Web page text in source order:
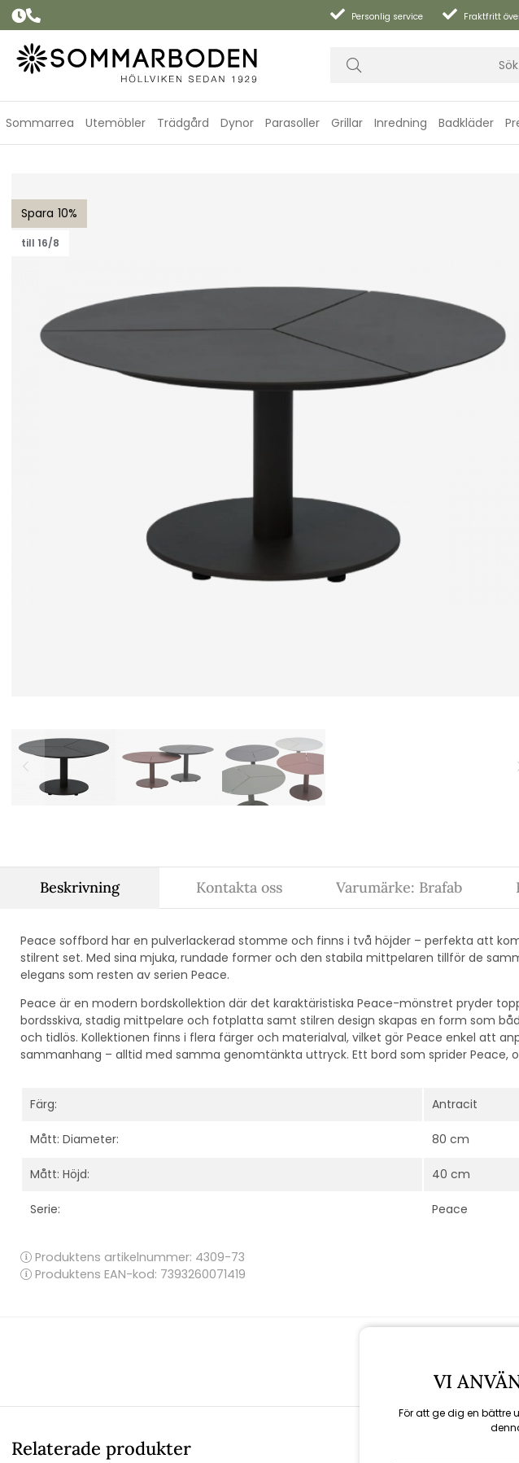
Personlig service Fraktfritt
Sommarrea Utemöbler Trädgård Dynor Parasoller Grillar Inredning Badkläder
10
till 16/8
Beskrivning
Peace soffbord har en pulverlackerad stomme och finns i två höjder – perfekta att
stilrent set. Med sina mjuka, rundade former och den stabila mittpelaren tillför de
elegans som resten av serien Peace.
Peace är en modern bordskollektion där det karaktäristiska Peace-mönstret pryder
bordsskiva, stadig mittpelare och fotplatta samt stilren design skapas en form som
och tidlös. Kollektionen finns i flera färger och materialval, vilket gör Peace enkel att
sammanhang – alltid med samma genomtänkta uttryck. Ett bord som sprider Peace,
Färg: Antracit
Mått: Diameter: 80 cm
Mått: Höjd: 40 cm
Serie: Peace
Produktens artikelnummer: 4309-73
Produktens EAN-kod: 7393260071419
Kontakta oss Varumärke: Brafab
Relaterade produkter
VI
För att ge dig en bättre